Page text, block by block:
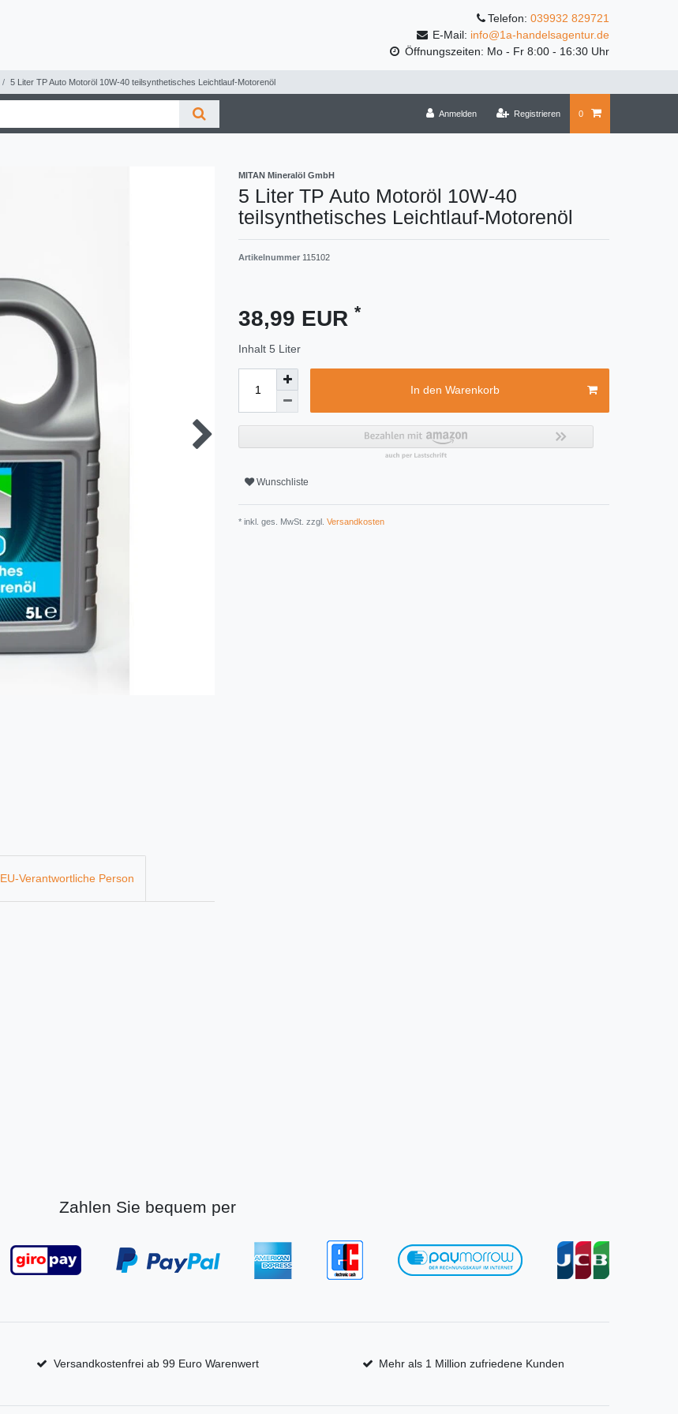
Telefon: 039932 829721
E-Mail: info@1a-handelsagentur.de
Öffnungszeiten: Mo - Fr 8:00 - 16:30 Uhr
5 Liter TP Auto Motoröl 10W-40 teilsynthetisches Leichtlauf-Motorenöl
Anmelden Registrieren 0
MITAN Mineralöl GmbH
5 Liter TP Auto Motoröl 10W-40
teilsynthetisches Leichtlauf-Motorenöl
Artikelnummer 115102
38,99 EUR *
Inhalt 5 Liter
In den Warenkorb
Wunschliste
* inkl. ges. MwSt. zzgl. Versandkosten
EU-Verantwortliche Person
Zahlen Sie bequem per
Versandkostenfrei ab 99 Euro Warenwert Mehr als 1 Million zufriedene Kunden